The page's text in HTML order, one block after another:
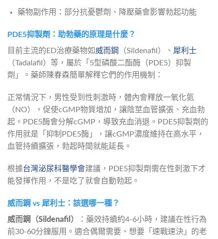
藥物副作用：部分抗憂鬱劑、降壓藥會影響勃起功能
PDE5抑製劑：助勃藥的原理是什麼？
目前主流的ED治療藥物如威而鋼 （Sildenafil）、 犀利士
（Tadalafil）等，屬於「5型磷酸二酯酶（PDE5）抑製
劑」。藥師陳春森簡單解釋它們的作用機制：
正常情況下，男性受到性刺激時，體內會釋放一氧化氮
（NO），促使cGMP物質增加，讓陰莖血管擴張、充血勃
起。PDE5酶會分解cGMP，導致充血消退。PDE5抑製劑的
作用就是「抑制PDE5酶」，讓cGMP濃度維持在高水平，
血管持續擴張，勃起時間就能延長。
根據台灣泌尿科醫學會建議，PDE5抑製劑需在性刺激下才
能發揮作用，不是吃了就會自動勃起。
威而鋼 vs 犀利士：該選哪一種？
威而鋼（Sildenafil）
：藥效持續約4-6小時，建議在性行為
前30-60分鐘服用。適合偶爾需要、想要「速戰速決」的老